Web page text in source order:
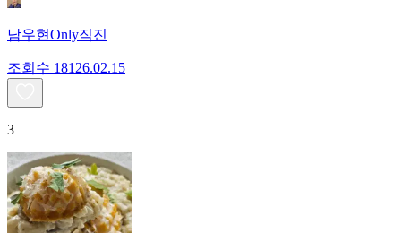
남우현Only직진
조회수 181 26.02.15
3